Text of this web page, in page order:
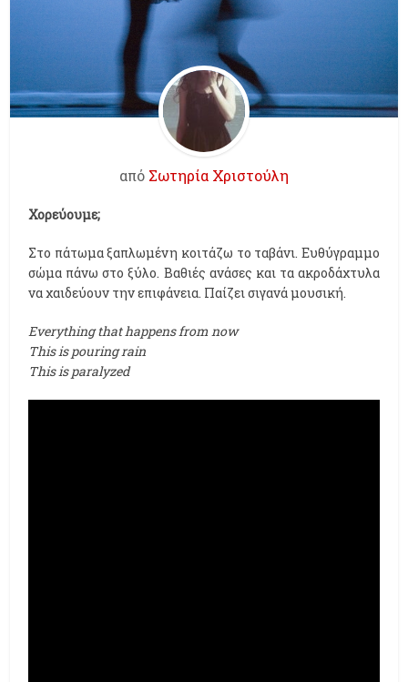
από Σωτηρία Χριστούλη
Χορεύουμε;
Στο πάτωμα ξαπλωμένη κοιτάζω το ταβάνι. Ευθύγραμμο
σώμα πάνω στο ξύλο. Βαθιές ανάσες και τα ακροδάχτυλα
να χαιδεύουν την επιφάνεια. Παίζει σιγανά μουσική.
Everything that happens from now
This is pouring rain
This is paralyzed